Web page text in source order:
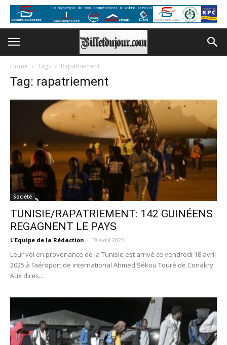
Home Tags Rapatriement
Tag: rapatriement
Société
TUNISIE/RAPATRIEMENT: 142 GUINÉENS
REGAGNENT LE PAYS
L'Equipe de la Rédaction - 19 avril 2025
Leur vol en provenance de la Tunisie est arrivé ce vendredi 18 avril
2025 à l’aéroport de international Ahmed Sékou Touré de Conakry.
Aux dires...